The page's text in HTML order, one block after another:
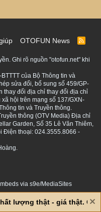
OTOFUN News
R
S
Ghi rõ nguồn "otofun.net" khi
của Bộ Thông tin và
sửa đổi, bổ sung số 459/GP-
thay đổi địa chỉ thay đổi địa chỉ
hội trên mạng số 137/GXN-
tin và Truyền thông.
thông (OTV Media) Địa chỉ
Garden, Số 35 Lê Văn Thiêm,
Điện thoại: 024.3555.8066 -
via s9e/MediaSites
lượng thật - giá thật. Giá